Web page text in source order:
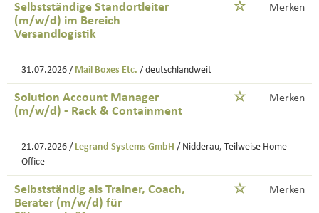
Selbstständige Standortleiter
(m/w/d) im Bereich
Versandlogistik
Merken
31.07.2026 / Mail Boxes Etc. / deutschlandweit
Solution Account Manager
(m/w/d) - Rack & Containment
Merken
21.07.2026 / Legrand Systems GmbH / Nidderau, Teilweise Home-
Office
Selbstständig als Trainer, Coach,
Berater (m/w/d) für
Merken